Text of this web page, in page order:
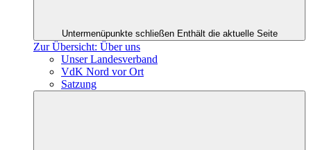
Untermenüpunkte schließen Enthält die aktuelle Seite
Zur Übersicht: Über uns
Unser Landesverband
VdK Nord vor Ort
Satzung